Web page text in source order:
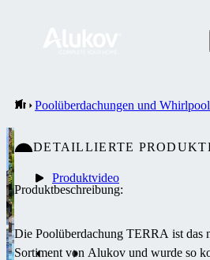
Poolüberdachungen und
Produktvideo
DETAILLIERTE
Produktbeschreibung:
Die Poolüberdachung TERRA ist das
Sortiment von Alukov und wurde so